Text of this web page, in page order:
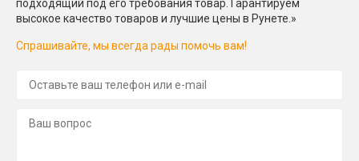
подходящий под его требования товар. Гарантируем
высокое качество товаров и лучшие цены в Рунете.»
Спрашивайте, мы всегда рады помочь вам!